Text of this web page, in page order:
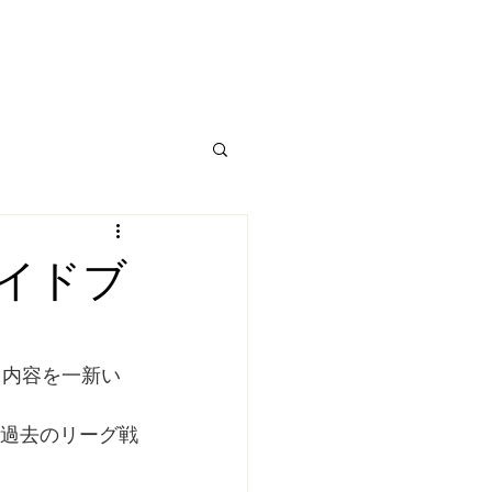
ドブ
容を一新い
去のリーグ戦